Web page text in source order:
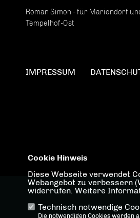
Roman Simon - für Mariendorf
Tempelhof-Ost
IMPRESSUM
Cookie Hinweis
Diese Webseite verwendet
Webangebot zu verbessern
widerrufen. Weitere
Technisch notwendige
Die notwendigen Cookies werden